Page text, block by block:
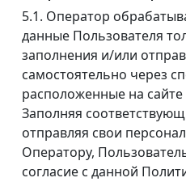
5.1. Оператор
данные Пользователя
заполнения и/или
самостоятельно через
расположенные на
Заполняя
отправляя свои
Оператору,
согласие с данной